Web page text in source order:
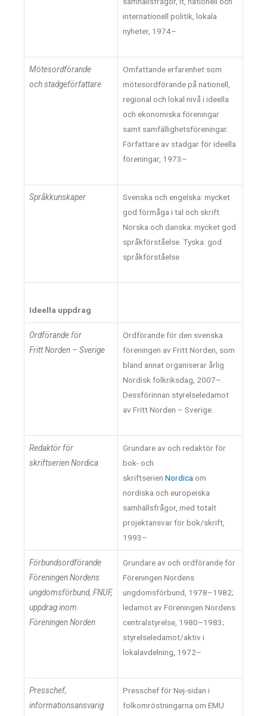
internationell politik, lokala
nyheter, 1974–
Mötesordförande
ochstadgeförfattare
Omfattande erfarenhet som
mötesordförande på nationell,
regional och lokal nivå i ideella
och ekonomiska föreningar
samt samfällighetsföreningar.
Författare av stadgar för ideella
föreningar, 1973–
Språkkunskaper
Svenska och engelska: mycket
god förmåga i tal och skrift.
Norska och danska: mycket god
språkförståelse. Tyska: god
språkförståelse
Ideella uppdrag
Ordförande för
Fritt Norden – Sverige
Ordförande för den svenska
föreningen av Fritt Norden, som
bland annat organiserar årlig
Nordisk folkriksdag, 2007–.
Dessförinnan styrelseledamot
av Fritt Norden – Sverige.
Redaktör för
skriftserien Nordica
Grundare av och redaktör för
bok- och
skriftserien Nordica om
nordiska och europeiska
samhällsfrågor, med totalt
projektansvar för bok/skrift,
1993–
Förbundsordförande
Föreningen Nordens
ungdomsförbund, FNUF,
uppdrag inom
Föreningen Norden
Grundare av och ordförande för
Föreningen Nordens
ungdomsförbund, 1978–1982;
ledamot av Föreningen Nordens
centralstyrelse, 1980–1983;
styrelseledamot/aktiv i
lokalavdelning, 1972–
Presschef,
informationsansvarig
Presschef för Nej-sidan i
folkomröstningarna om EMU